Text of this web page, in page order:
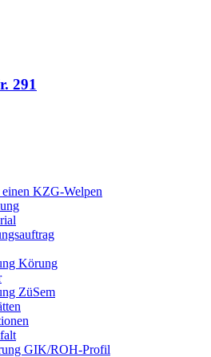
291
KZG-Welpen
Körung
ZüSem
GIK/ROH-Profil